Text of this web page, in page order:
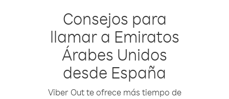
Consejos para
llamar a Emiratos
Árabes Unidos
desde España
Viber Out te ofrece más tiempo de